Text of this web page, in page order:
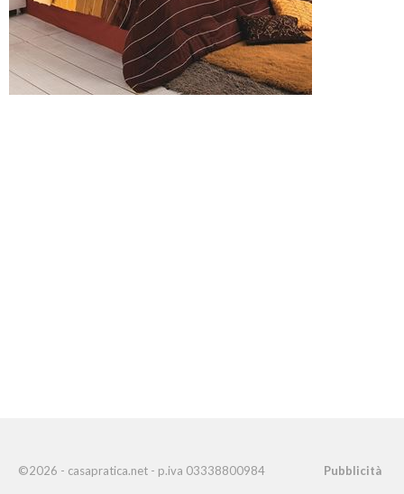
©2026 - casapratica.net - p.iva 03338800984 Pubblicità